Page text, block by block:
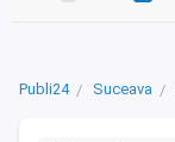
Publi24 Suceava